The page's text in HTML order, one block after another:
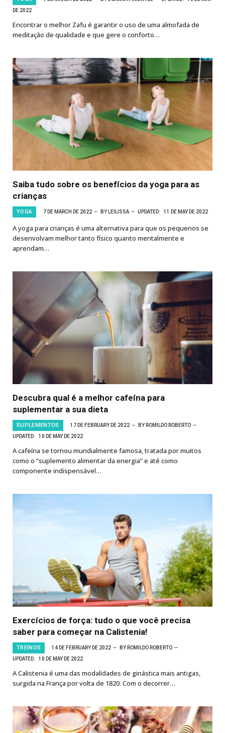
DE 2022
Encontrar o melhor Zafu é garantir o uso de uma almofada de
meditação de qualidade e que gere o conforto…
Saiba tudo sobre os benefícios da yoga para as
crianças
YOGA 7 DE MARCH DE 2022 BY LEILISSA UPDATED: 11 DE MAY DE 2022
A yoga para crianças é uma alternativa para que os pequenos se
desenvolvam melhor tanto físico quanto mentalmente e
aprendam…
Descubra qual é a melhor cafeína para
suplementar a sua dieta
SUPLEMENTOS 17 DE FEBRUARY DE 2022 BY ROMILDO ROBERTO
UPDATED:
10 DE MAY DE 2022
A cafeína se tornou mundialmente famosa, tratada por muitos
como o “suplemento alimentar da energia” e até como
componente indispensável…
Exercícios de força: tudo o que você precisa
saber para começar na Calistenia!
TREINOS 14 DE FEBRUARY DE 2022 BY ROMILDO ROBERTO
UPDATED:
10 DE MAY DE 2022
A Calistenia é uma das modalidades de ginástica mais antigas,
surgida na França por volta de 1820. Com o decorrer…